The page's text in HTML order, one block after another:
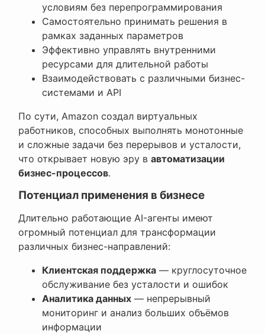
условиям без перепрограммирования
Самостоятельно принимать решения в
рамках заданных параметров
Эффективно управлять внутренними
ресурсами для длительной работы
Взаимодействовать с различными бизнес-
системами и API
По сути, Amazon создал виртуальных
работников, способных выполнять монотонные
и сложные задачи без перерывов и усталости,
что открывает новую эру в автоматизации
бизнес-процессов.
Потенциал применения в бизнесе
Длительно работающие AI-агенты имеют
огромный потенциал для трансформации
различных бизнес-направлений:
Клиентская поддержка — круглосуточное
обслуживание без усталости и ошибок
Аналитика данных — непрерывный
мониторинг и анализ больших объёмов
информации